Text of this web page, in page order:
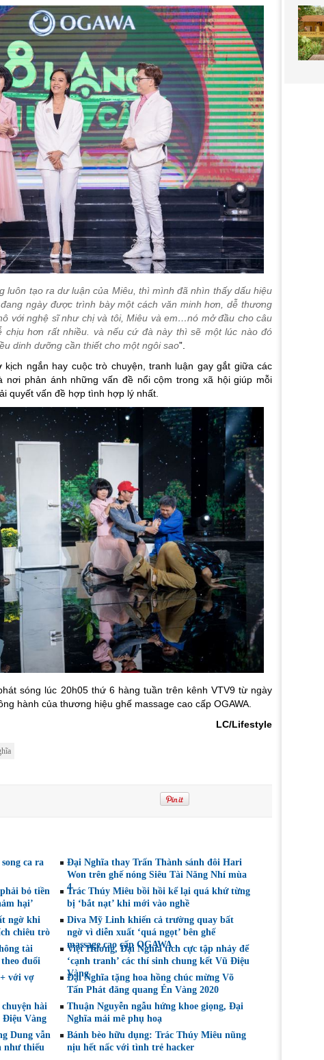
luôn tạo ra dư luận của Miêu, thì mình đã nhìn thấy dấu hiệu
ngày được trình bày một cách văn minh hơn, dễ thương
với nghệ sĩ như chị và tôi, Miêu và em…nó mở đầu cho câu
chịu hơn rất nhiều. và nếu cứ đà này thì sẽ một lúc nào đó
dinh dưỡng cần thiết cho một ngôi sao”.
kịch ngắn hay cuộc trò chuyện, tranh luận gay gắt giữa các
nơi phản ánh những vấn đề nổi cộm trong xã hội giúp mỗi
quyết vấn đề hợp tình hợp lý nhất.
sóng lúc 20h05 thứ 6 hàng tuần trên kênh VTV9 từ ngày
hành của thương hiệu ghế massage cao cấp OGAWA.
LC/Lifestyle
ca ra
Đại Nghĩa thay Trấn Thành sánh đôi Hari
Won trên ghế nóng Siêu Tài Năng Nhí mùa
4
bỏ tiền
hại’
Trác Thúy Miêu bồi hồi kể lại quá khứ từng
bị ‘bắt nạt’ khi mới vào nghề
ngờ khi
chiêu trò
Diva Mỹ Linh khiến cả trường quay bất
ngờ vì diễn xuất ‘quá ngọt’ bên ghế
massage cao cấp OGAWA
tài
đuổi
Việt Hương, Đại Nghĩa tích cực tập nhảy để
‘cạnh tranh’ các thí sinh chung kết Vũ Điệu
Vàng
với vợ
Đại Nghĩa tặng hoa hồng chúc mừng Võ
Tấn Phát đăng quang Én Vàng 2020
hài
Điệu Vàng
Thuận Nguyễn ngẫu hứng khoe giọng, Đại
Nghĩa mải mê phụ hoạ
Dung vẫn
như thiếu
Bánh bèo hữu dụng: Trác Thúy Miêu nũng
nịu hết nấc với tình trẻ hacker